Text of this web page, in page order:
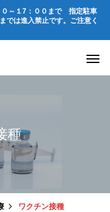
０～１7：００ まで 指定駐車
では進入禁止です。ご注意く
種
ワクチン接種